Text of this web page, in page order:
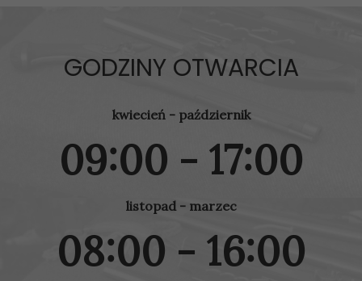
GODZINY OTWARCIA
kwiecień - październik
09:00 - 17:00
listopad - marzec
08:00 - 16:00